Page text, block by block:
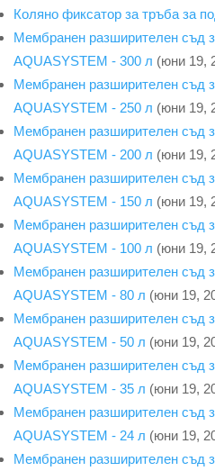
Коляно фиксатор за тръба за
Мембранен разширителен съд
AQUASYSTEM - 300 л (юни 19,
Мембранен разширителен съд
AQUASYSTEM - 250 л (юни 19,
Мембранен разширителен съд
AQUASYSTEM - 200 л (юни 19,
Мембранен разширителен съд
AQUASYSTEM - 150 л (юни 19,
Мембранен разширителен съд
AQUASYSTEM - 100 л (юни 19,
Мембранен разширителен съд
AQUASYSTEM - 80 л (юни 19,
Мембранен разширителен съд
AQUASYSTEM - 50 л (юни 19,
Мембранен разширителен съд
AQUASYSTEM - 35 л (юни 19,
Мембранен разширителен съд
AQUASYSTEM - 24 л (юни 19,
Мембранен разширителен съд